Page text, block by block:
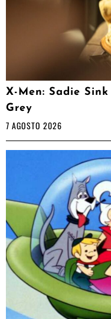
X-Men: Sadie
Grey
7 AGOSTO 2026